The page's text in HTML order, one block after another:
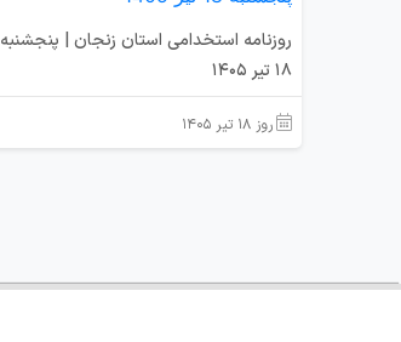
روزنامه استخدامی استان زنجان | پنجشنبه
18 تیر 1405
روز ۱۸ تیر ۱۴۰۵